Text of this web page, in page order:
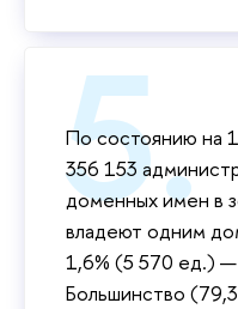
По состоянию на
356 153
доменных имен в
владеют одним
1,6% (5 570 ед.)
Большинство